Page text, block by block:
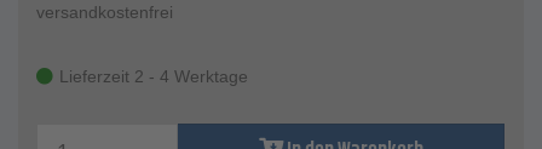
versandkostenfrei
Lieferzeit 2 - 4 Werktage